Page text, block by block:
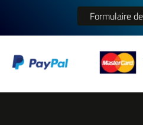
Formulaire